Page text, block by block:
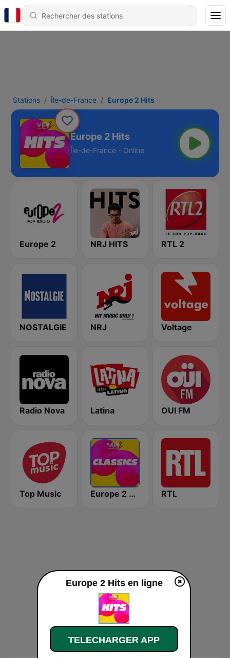
Stations Île-de-France Europe 2 Hits
Europe 2 Hits
Île-de-France - Online
Europe 2 NRJ HITS RTL 2
NOSTALGIE NRJ Voltage
Radio Nova Latina OUI FM
Top Music Europe 2 Classics RTL
Europe 2 Hits en ligne
TELECHARGER APP